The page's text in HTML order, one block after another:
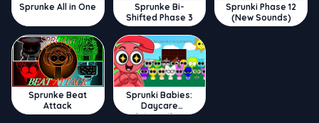
Sprunke All in One
Sprunke Bi-
Shifted Phase 3
Sprunki Phase 12
(New Sounds)
Sprunke Beat
Attack
Sprunki Babies:
Daycare
Interactive